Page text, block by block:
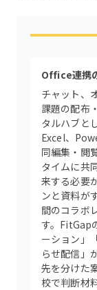
Office連携
チャット、
課題の配布
タルハブと
Excel、
同編集・閲
タイムに共
来する必要
ンと資料が
間のコラボ
す。FitGap
ーション」
らせ配信」
先を分けた
校で判断材